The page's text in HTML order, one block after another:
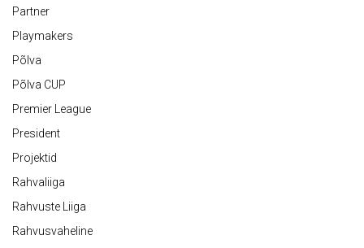
Partner
Playmakers
Põlva
Põlva CUP
Premier League
President
Projektid
Rahvaliiga
Rahvuste Liiga
Rahvusvaheline